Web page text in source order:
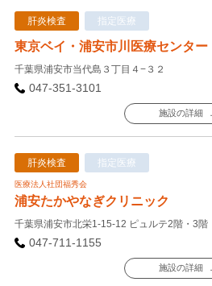
肝炎検査 指定医療
東京ベイ・浦安市川医療センター
千葉県浦安市当代島３丁目４−３２
047-351-3101
施設の詳細
肝炎検査 指定医療
医療法人社団福秀会
浦安たかやなぎクリニック
千葉県浦安市北栄1-15-12 ピュルテ2階・3階
047-711-1155
施設の詳細